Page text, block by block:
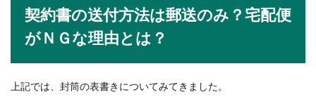
契約書の送付方法は郵送のみ？宅配便
がＮＧな理由とは？
上記では、封筒の表書きについてみてきました。